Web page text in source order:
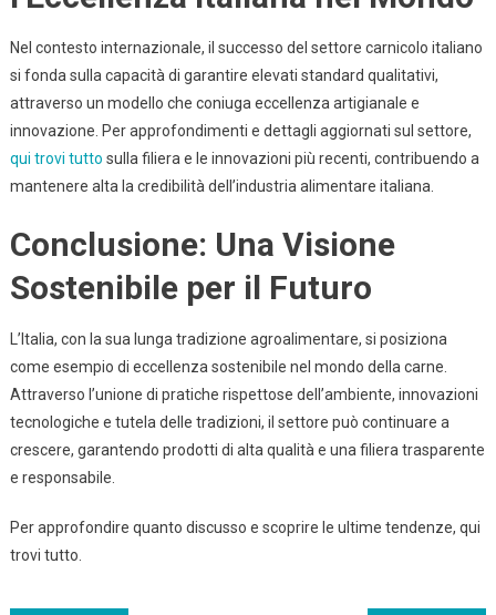
Nel contesto internazionale, il successo del settore carnicolo italiano
si fonda sulla capacità di garantire elevati standard qualitativi,
attraverso un modello che coniuga eccellenza artigianale e
innovazione. Per approfondimenti e dettagli aggiornati sul settore,
qui trovi tutto sulla filiera e le innovazioni più recenti, contribuendo a
mantenere alta la credibilità dell’industria alimentare italiana.
Conclusione: Una Visione
Sostenibile per il Futuro
L’Italia, con la sua lunga tradizione agroalimentare, si posiziona
come esempio di eccellenza sostenibile nel mondo della carne.
Attraverso l’unione di pratiche rispettose dell’ambiente, innovazioni
tecnologiche e tutela delle tradizioni, il settore può continuare a
crescere, garantendo prodotti di alta qualità e una filiera trasparente
e responsabile.
Per approfondire quanto discusso e scoprire le ultime tendenze, qui
trovi tutto.